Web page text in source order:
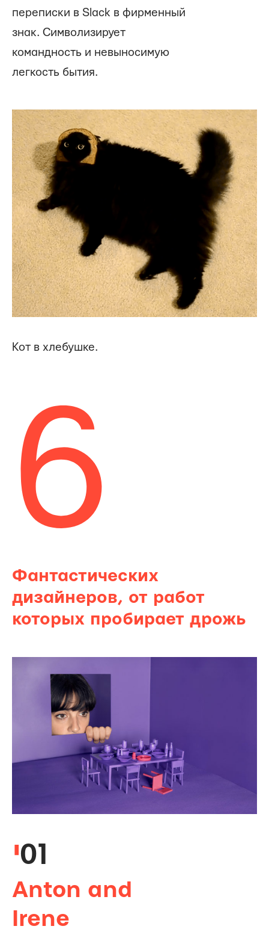
переписки в Slack в фирменный
знак. Символизирует
командность и невыносимую
легкость бытия.
Кот в хлебушке.
6
Фантастических
дизайнеров, от работ
которых пробирает дрожь
01
Anton and
Irene